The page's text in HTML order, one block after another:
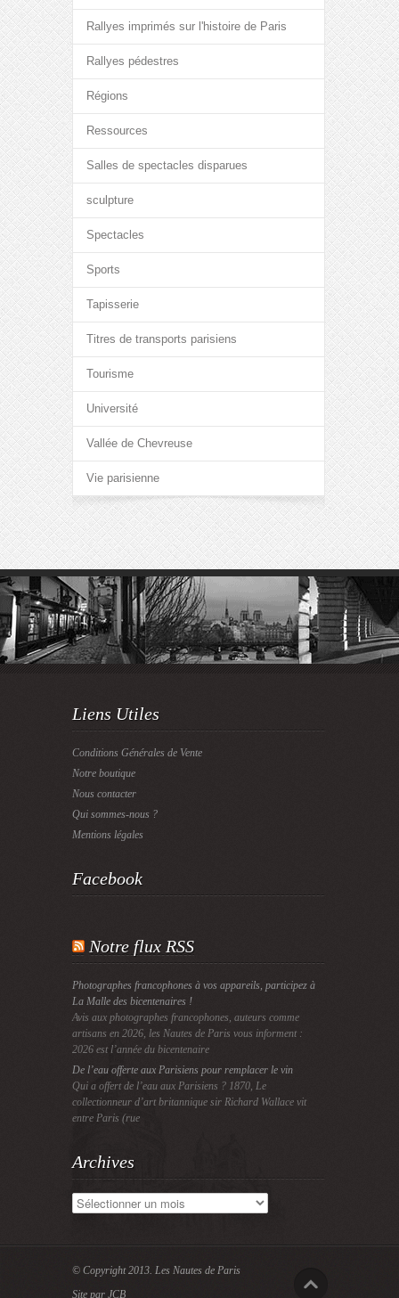
Rallyes imprimés sur l'histoire de Paris
Rallyes pédestres
Régions
Ressources
Salles de spectacles disparues
sculpture
Spectacles
Sports
Tapisserie
Titres de transports parisiens
Tourisme
Université
Vallée de Chevreuse
Vie parisienne
Liens Utiles
Conditions Générales de Vente
Notre boutique
Nous contacter
Qui sommes-nous ?
Mentions légales
Facebook
Notre flux RSS
Photographes francophones à vos appareils, participez à
La Malle des bicentenaires !
Avis aux photographes francophones, auteurs comme
artisans en 2026, les Nautes de Paris vous informent :
2026 est l’année du bicentenaire
De l’eau offerte aux Parisiens pour remplacer le vin
Qui a offert de l’eau aux Parisiens ? 1870, Le
collectionneur d’art britannique sir Richard Wallace vit
entre Paris (rue
Archives
Archives
© Copyright 2013. Les Nautes de Paris
Site par JCB